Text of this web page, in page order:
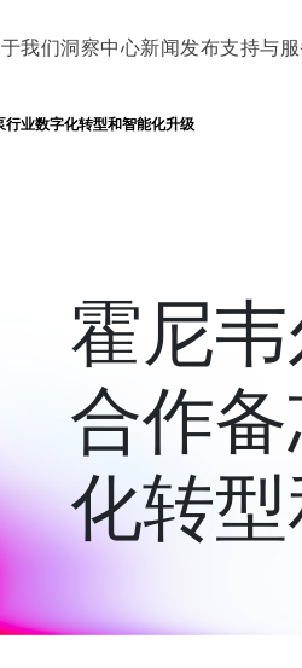
我们洞察中心新闻发布支持与
业数字化转型和智能化升级
霍尼
合作
化转